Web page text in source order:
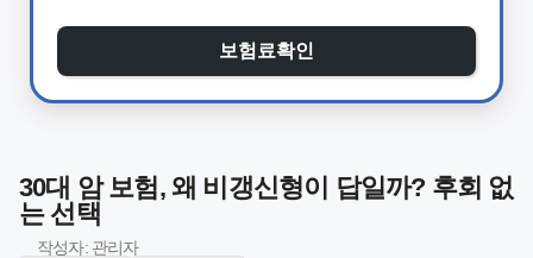
보험료확인
30대 암 보험, 왜 비갱신형이 답일까? 후회 없
는 선택
작성자: 관리자